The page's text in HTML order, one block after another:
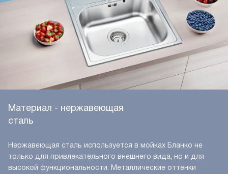
Материал - нержавеющая
сталь
Нержавеющая сталь используется в мойках Бланко не
только для привлекательного внешнего вида, но и для
высокой функциональности. Металлические оттенки